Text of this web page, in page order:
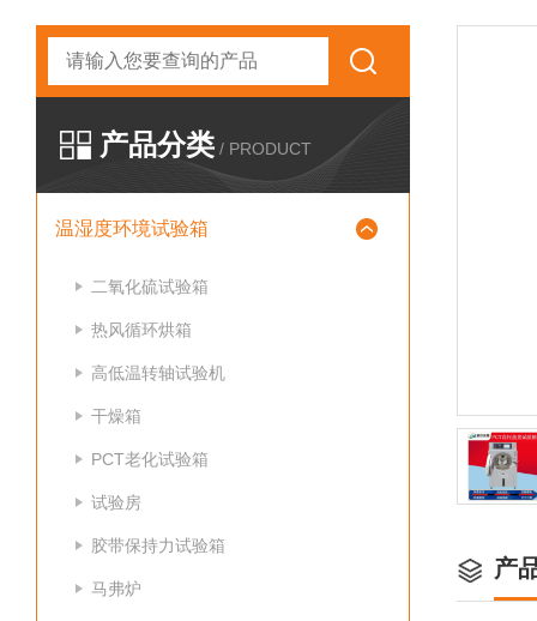
产品分类 / PRODUCT
温湿度环境试验箱
二氧化硫试验箱
热风循环烘箱
高低温转轴试验机
干燥箱
PCT老化试验箱
试验房
胶带保持力试验箱
马弗炉
产